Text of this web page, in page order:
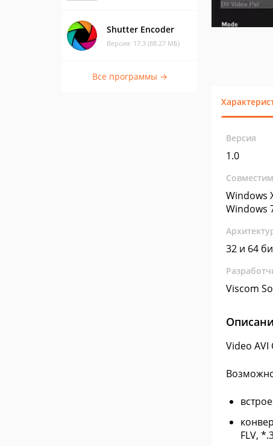
Shutter Encoder
Версия: 17.3 (88.27 МБ)
Все программы →
Версия
1.0
Windows
Windows
32 и 64
Viscom
Video
FLV,